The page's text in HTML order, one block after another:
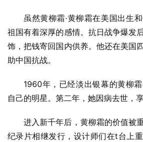
虽然黄柳霜·黄柳霜在美国出生
祖国有着深厚的感情。抗日战争爆发
饰，把钱寄回国内供养。他还在美国
助中国抗战。
1960年，已经淡出银幕的黄柳
自己的明星。第二年，她因病去世，
进入新千年后，黄柳霜的价值被
纪录片相继发行，设计师们在t台上